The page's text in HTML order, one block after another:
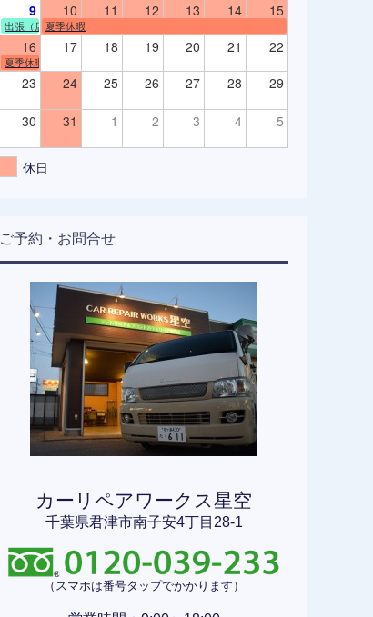
9 10 11 12 13 14 15
出張（店舗不在）
夏季休暇
16 17 18 19 20 21 22
夏季休暇
23 24 25 26 27 28 29
30 31 1 2 3 4 5
休日
ご予約・お問合せ
カーリペアワークス星空
千葉県君津市南子安4丁目28-1
（スマホは番号タップでかかります）